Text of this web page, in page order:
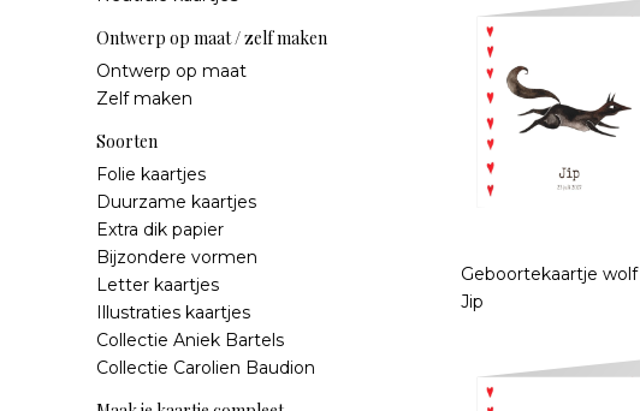
Ontwerp op maat / zelf maken
Ontwerp op maat
Zelf maken
Soorten
Folie kaartjes
Duurzame kaartjes
Extra dik papier
Bijzondere vormen
Letter kaartjes
Illustraties kaartjes
Collectie Aniek Bartels
Collectie Carolien Baudion
Geboortekaartje wolf
Jip